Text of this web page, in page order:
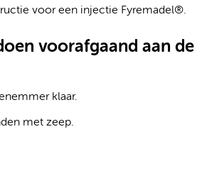
voor een injectie Fyremadel®.
voorafgaand aan de
klaar.
met zeep.